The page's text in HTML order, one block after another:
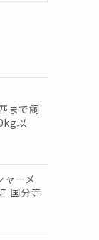
まで飼
以
ャーメ
国分寺